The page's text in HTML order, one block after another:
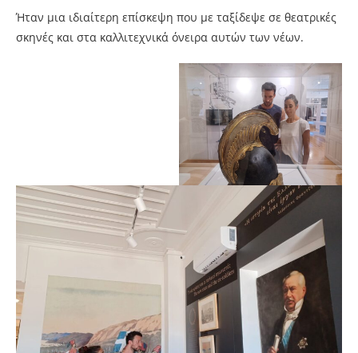
Ήταν μια ιδιαίτερη επίσκεψη που με ταξίδεψε σε θεατρικές
σκηνές και στα καλλιτεχνικά όνειρα αυτών των νέων.